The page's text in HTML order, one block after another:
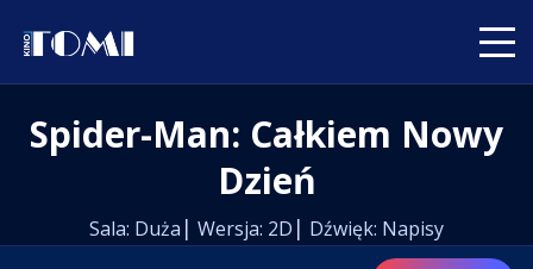
Spider-Man: Całkiem Nowy
Dzień
Sala: Duża Wersja: 2D Dźwięk: Napisy